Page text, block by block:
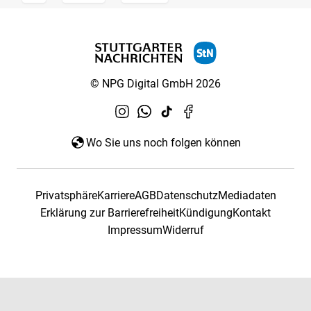
© NPG Digital GmbH 2026
Wo Sie uns noch folgen können
PrivatsphäreKarriereAGBDatenschutzMediadaten
Erklärung zur BarrierefreiheitKündigungKontakt
ImpressumWiderruf